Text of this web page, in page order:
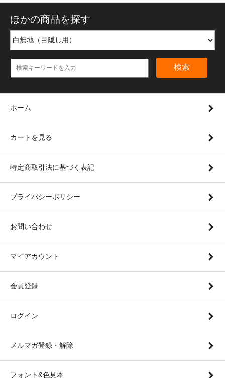
ほかの商品を探す
検索
ホーム
カートを見る
特定商取引法に基づく表記
プライバシーポリシー
お問い合わせ
マイアカウント
会員登録
ログイン
メルマガ登録・解除
フォント&色見本